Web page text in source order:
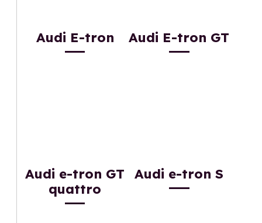
Audi E-tron Audi E-tron GT
Audi e-tron GT
quattro
Audi e-tron S